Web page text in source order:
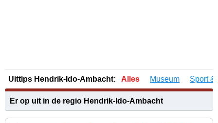
Uittips Hendrik-Ido-Ambacht: Alles Museum Sport &
Er op uit in de regio Hendrik-Ido-Ambacht